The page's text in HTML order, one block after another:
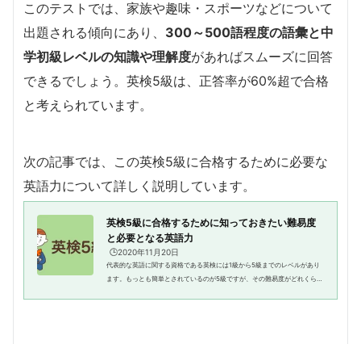
このテストでは、家族や趣味・スポーツなどについて
出題される傾向にあり、 300～500語程度の語彙と中
学初級レベルの知識や理解度があればスムーズに回答
できるでしょう。英検5級は、正答率が60%超で合格
と考えられています。
次の記事では、この英検5級に合格するために必要な
英語力について詳しく説明しています。
英検5級に合格するために知っておきたい難易度
と必要となる英語力
🕒️2020年11月20日
代表的な英語に関する資格である英検には1級から5級までのレベルがあり
ます。もっとも簡単とされているのが5級ですが、その難易度がどれくらい